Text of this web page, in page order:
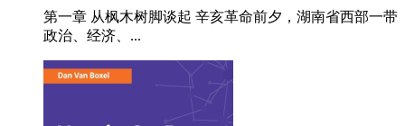
第一章 从枫木树脚谈起 辛亥革命前夕，湖南省西部一带
政治、经济、...